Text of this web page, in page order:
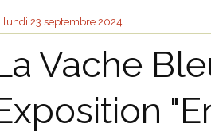
lundi 23 septembre 2024
Vache